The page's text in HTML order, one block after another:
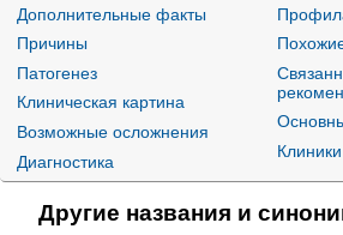
МЕДСИ на Солянке
Москва, ул. Солянка, д. 12, стр.
МЕДСИ в Хорошевском
проезде
Москва, 3-й Хорошевский пр-д,
д. 1, стр. 2
Дополнительные факты
Причины
Патогенез
Клиническая картина
Возможные осложнения
Диагностика
Другие названия и